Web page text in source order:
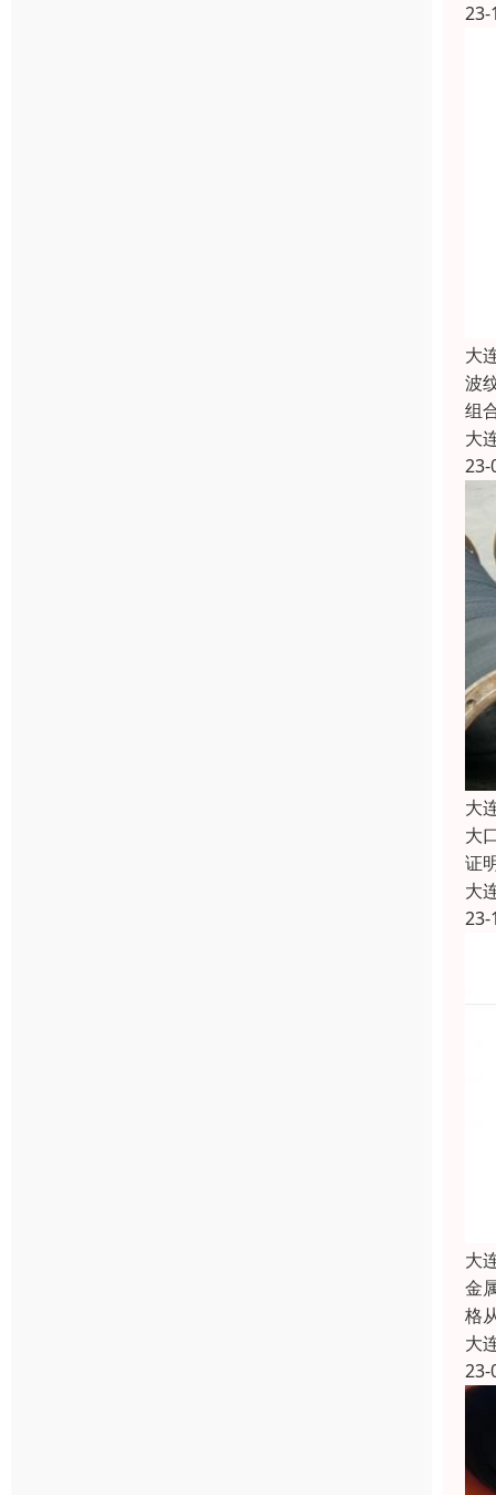
23-
大
波
组
大
23-
大
大
证
大
23-
大
金
格
大
23-